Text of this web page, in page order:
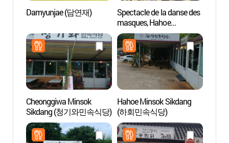
Damyunjae (담연재)
Spectacle de la danse des
masques, Hahoe
Byeolsingut Tallori
(하회별신굿탈놀이
상설공연)
Cheonggiwa Minsok
Sikdang (청기와민속식당)
Hahoe Minsok Sikdang
(하회민속식당)